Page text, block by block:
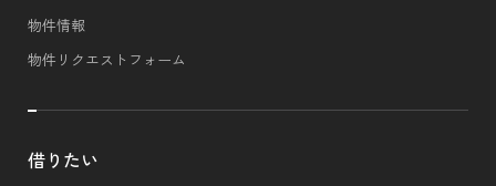
物件情報
物件リクエストフォーム
借りたい